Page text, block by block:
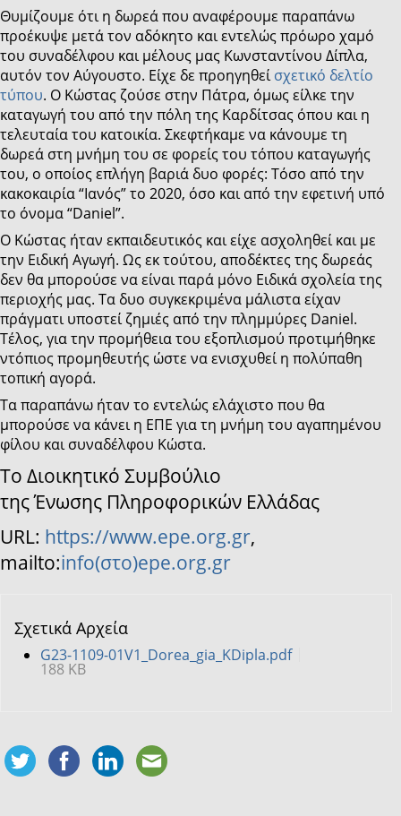
Θυμίζουμε ότι η δωρεά που αναφέρουμε παραπάνω
προέκυψε μετά τον αδόκητο και εντελώς πρόωρο χαμό
του συναδέλφου και μέλους μας Κωνσταντίνου Δίπλα,
αυτόν τον Αύγουστο. Είχε δε προηγηθείσχετικό δελτίο
τύπου. Ο Κώστας ζούσε στην Πάτρα, όμως είλκε την
καταγωγή του από την πόλη της Καρδίτσας όπου και η
τελευταία του κατοικία. Σκεφτήκαμε να κάνουμε τη
δωρεά στη μνήμη του σε φορείς του τόπου καταγωγής
του, ο οποίος επλήγη βαριά δυο φορές: Τόσο από την
κακοκαιρία “Ιανός” το 2020, όσο και από την εφετινή υπό
το όνομα “Daniel”.
Ο Κώστας ήταν εκπαιδευτικός και είχε ασχοληθεί και με
την Ειδική Αγωγή. Ως εκ τούτου, αποδέκτες της δωρεάς
δεν θα μπορούσε να είναι παρά μόνο Ειδικά σχολεία της
περιοχής μας. Τα δυο συγκεκριμένα μάλιστα είχαν
πράγματι υποστεί ζημιές από την πλημμύρες Daniel.
Τέλος, για την προμήθεια του εξοπλισμού προτιμήθηκε
ντόπιος προμηθευτής ώστε να ενισχυθεί η πολύπαθη
τοπική αγορά.
Τα παραπάνω ήταν το εντελώς ελάχιστο που θα
μπορούσε να κάνει η ΕΠΕ για τη μνήμη του αγαπημένου
φίλου και συναδέλφου Κώστα.
Το Διοικητικό Συμβούλιο
της Ένωσης Πληροφορικών Ελλάδας
URL: https://www.epe.org.gr,
mailto:info(στο)epe.org.gr
Σχετικά Αρχεία
G23-1109-01V1_Dorea_gia_KDipla.pdf
188 KB